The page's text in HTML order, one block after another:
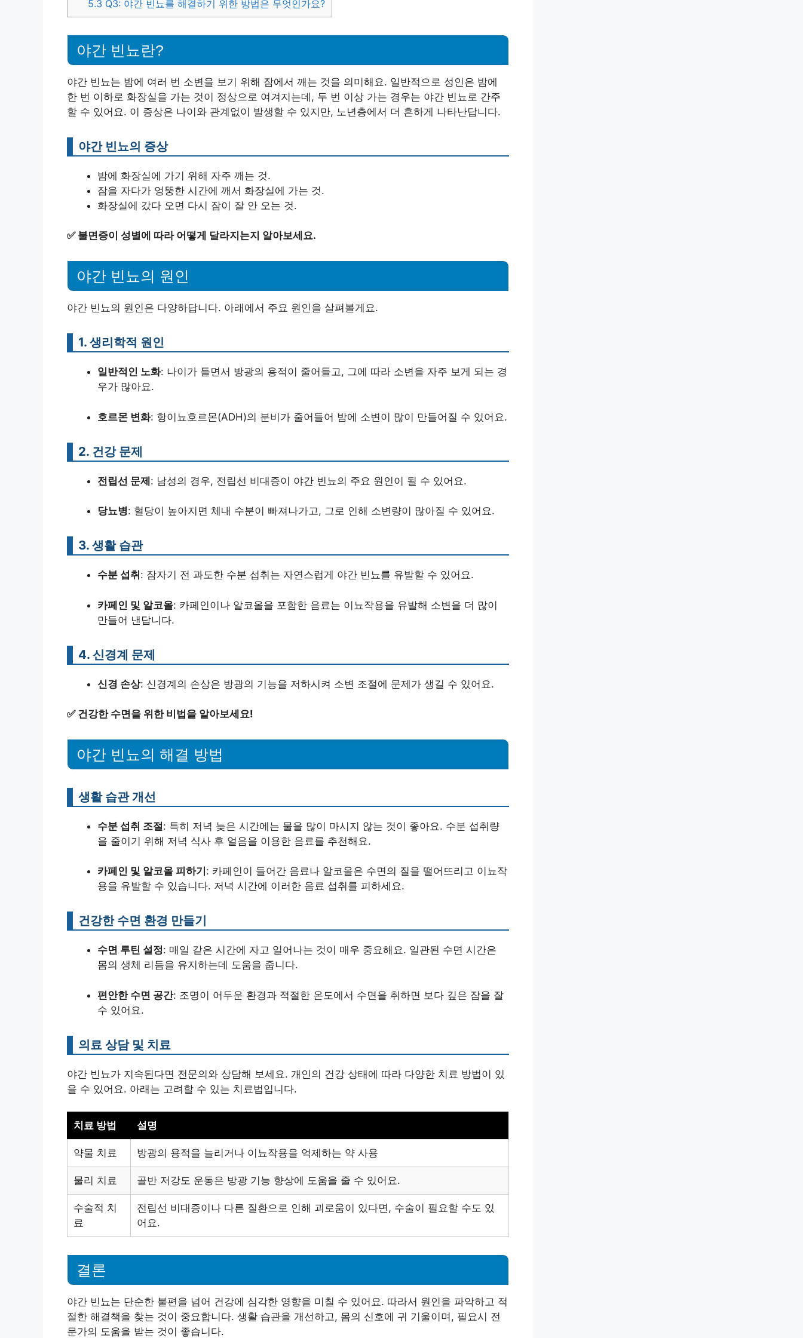
5.3 Q3: 야간 빈뇨를 해결하기 위한 방법은 무엇인가요?
야간 빈뇨란?
야간 빈뇨는 밤에 여러 번 소변을 보기 위해 잠에서 깨는 것을 의미해요. 일반적으로 성인은 밤에
한 번 이하로 화장실을 가는 것이 정상으로 여겨지는데, 두 번 이상 가는 경우는 야간 빈뇨로 간주
할 수 있어요. 이 증상은 나이와 관계없이 발생할 수 있지만, 노년층에서 더 흔하게 나타난답니다.
야간 빈뇨의 증상
밤에 화장실에 가기 위해 자주 깨는 것.
잠을 자다가 엉뚱한 시간에 깨서 화장실에 가는 것.
화장실에 갔다 오면 다시 잠이 잘 안 오는 것.
✅ 불면증이 성별에 따라 어떻게 달라지는지 알아보세요.
야간 빈뇨의 원인
야간 빈뇨의 원인은 다양하답니다. 아래에서 주요 원인을 살펴볼게요.
1. 생리학적 원인
일반적인 노화: 나이가 들면서 방광의 용적이 줄어들고, 그에 따라 소변을 자주 보게 되는 경
우가 많아요.
호르몬 변화: 항이뇨호르몬(ADH)의 분비가 줄어들어 밤에 소변이 많이 만들어질 수 있어요.
2. 건강 문제
전립선 문제: 남성의 경우, 전립선 비대증이 야간 빈뇨의 주요 원인이 될 수 있어요.
당뇨병: 혈당이 높아지면 체내 수분이 빠져나가고, 그로 인해 소변량이 많아질 수 있어요.
3. 생활 습관
수분 섭취 : 잠자기 전 과도한 수분 섭취는 자연스럽게 야간 빈뇨를 유발할 수 있어요.
카페인 및 알코올: 카페인이나 알코올을 포함한 음료는 이뇨작용을 유발해 소변을 더 많이
만들어 낸답니다.
4. 신경계 문제
신경 손상: 신경계의 손상은 방광의 기능을 저하시켜 소변 조절에 문제가 생길 수 있어요.
✅ 건강한 수면을 위한 비법을 알아보세요!
야간 빈뇨의 해결 방법
생활 습관 개선
수분 섭취 조절: 특히 저녁 늦은 시간에는 물을 많이 마시지 않는 것이 좋아요. 수분 섭취량
을 줄이기 위해 저녁 식사 후 얼음을 이용한 음료를 추천해요.
카페인 및 알코올 피하기 : 카페인이 들어간 음료나 알코올은 수면의 질을 떨어뜨리고 이뇨작
용을 유발할 수 있습니다. 저녁 시간에 이러한 음료 섭취를 피하세요.
건강한 수면 환경 만들기
수면 루틴 설정: 매일 같은 시간에 자고 일어나는 것이 매우 중요해요. 일관된 수면 시간은
몸의 생체 리듬을 유지하는데 도움을 줍니다.
편안한 수면 공간: 조명이 어두운 환경과 적절한 온도에서 수면을 취하면 보다 깊은 잠을 잘
수 있어요.
의료 상담 및 치료
야간 빈뇨가 지속된다면 전문의와 상담해 보세요. 개인의 건강 상태에 따라 다양한 치료 방법이 있
을 수 있어요. 아래는 고려할 수 있는 치료법입니다.
치료 방법 설명
약물 치료 방광의 용적을 늘리거나 이뇨작용을 억제하는 약 사용
물리 치료 골반 저강도 운동은 방광 기능 향상에 도움을 줄 수 있어요.
수술적 치
료
전립선 비대증이나 다른 질환으로 인해 괴로움이 있다면, 수술이 필요할 수도 있
어요.
결론
야간 빈뇨는 단순한 불편을 넘어 건강에 심각한 영향을 미칠 수 있어요. 따라서 원인을 파악하고 적
절한 해결책을 찾는 것이 중요합니다. 생활 습관을 개선하고, 몸의 신호에 귀 기울이며, 필요시 전
문가의 도움을 받는 것이 좋습니다.